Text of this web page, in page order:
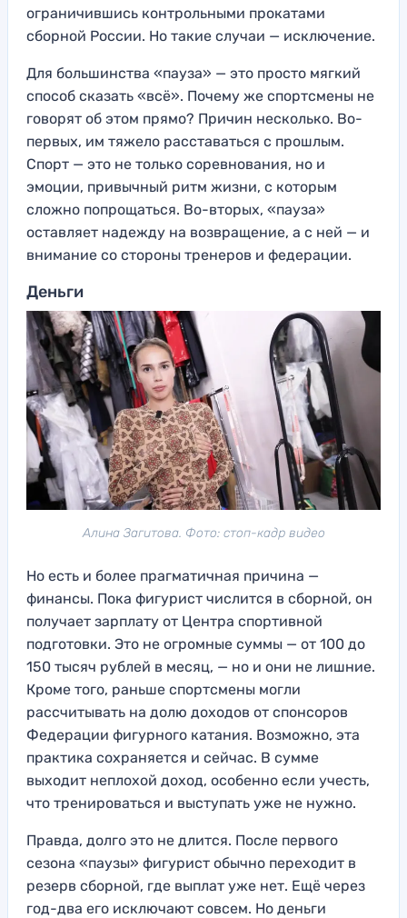
ограничившись контрольными прокатами
сборной России. Но такие случаи — исключение.
Для большинства «пауза» — это просто мягкий
способ сказать «всё». Почему же спортсмены не
говорят об этом прямо? Причин несколько. Во-
первых, им тяжело расставаться с прошлым.
Спорт — это не только соревнования, но и
эмоции, привычный ритм жизни, с которым
сложно попрощаться. Во-вторых, «пауза»
оставляет надежду на возвращение, а с ней — и
внимание со стороны тренеров и федерации.
Деньги
Алина Загитова. Фото: стоп-кадр видео
Но есть и более прагматичная причина —
финансы. Пока фигурист числится в сборной, он
получает зарплату от Центра спортивной
подготовки. Это не огромные суммы — от 100 до
150 тысяч рублей в месяц, — но и они не лишние.
Кроме того, раньше спортсмены могли
рассчитывать на долю доходов от спонсоров
Федерации фигурного катания. Возможно, эта
практика сохраняется и сейчас. В сумме
выходит неплохой доход, особенно если учесть,
что тренироваться и выступать уже не нужно.
Правда, долго это не длится. После первого
сезона «паузы» фигурист обычно переходит в
резерв сборной, где выплат уже нет. Ещё через
год-два его исключают совсем. Но деньги